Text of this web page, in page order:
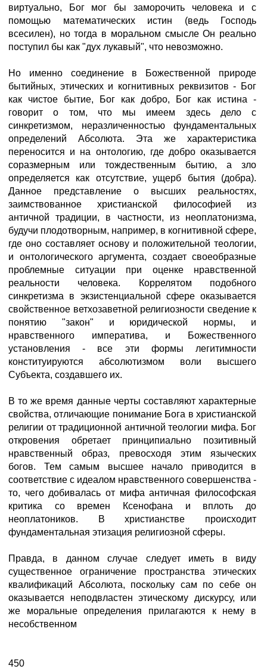
виртуально, Бог мог бы заморочить человека и с
помощью математических истин (ведь Господь
всесилен), но тогда в моральном смысле Он реально
поступил бы как "дух лукавый", что невозможно.
Но именно соединение в Божественной природе
бытийных, этических и когнитивных реквизитов - Бог
как чистое бытие, Бог как добро, Бог как истина -
говорит о том, что мы имеем здесь дело с
синкретизмом, неразличенностью фундаментальных
определений Абсолюта. Эта же характеристика
переносится и на онтологию, где добро оказывается
соразмерным или тождественным бытию, а зло
определяется как отсутствие, ущерб бытия (добра).
Данное представление о высших реальностях,
заимствованное христианской философией из
античной традиции, в частности, из неоплатонизма,
будучи плодотворным, например, в когнитивной сфере,
где оно составляет основу и положительной теологии,
и онтологического аргумента, создает своеобразные
проблемные ситуации при оценке нравственной
реальности человека. Коррелятом подобного
синкретизма в экзистенциальной сфере оказывается
свойственное ветхозаветной религиозности сведение к
понятию "закон" и юридической нормы, и
нравственного императива, и Божественного
установления - все эти формы легитимности
конституируются абсолютизмом воли высшего
Субъекта, создавшего их.
В то же время данные черты составляют характерные
свойства, отличающие понимание Бога в христианской
религии от традиционной античной теологии мифа. Бог
откровения обретает принципиально позитивный
нравственный образ, превосходя этим языческих
богов. Тем самым высшее начало приводится в
соответствие с идеалом нравственного совершенства -
то, чего добивалась от мифа античная философская
критика со времен Ксенофана и вплоть до
неоплатоников. В христианстве происходит
фундаментальная этизация религиозной сферы.
Правда, в данном случае следует иметь в виду
существенное ограничение пространства этических
квалификаций Абсолюта, поскольку сам по себе он
оказывается неподвластен этическому дискурсу, или
же моральные определения прилагаются к нему в
несобственном
450